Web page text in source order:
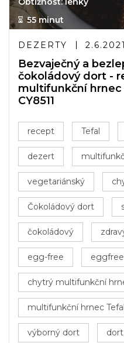
55 minut
DEZERTY 2.6.2021
Bezvaječný a
čokoládový dort -
multifunkční hrnec
CY8511
recept Tefal
dezert
vegetariánský
Čokoládový dort
čokoládový
egg-free eggfree
chytrý multifunkční
multifunkční hrnec
výborný dort